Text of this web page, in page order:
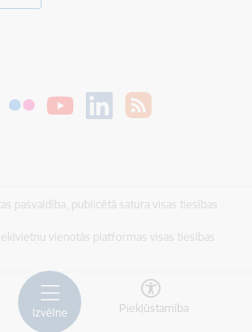
Izvēlne Piekļūstamība
pašvaldība, publicētā satura visas tiesības
vienotās platformas visas tiesības